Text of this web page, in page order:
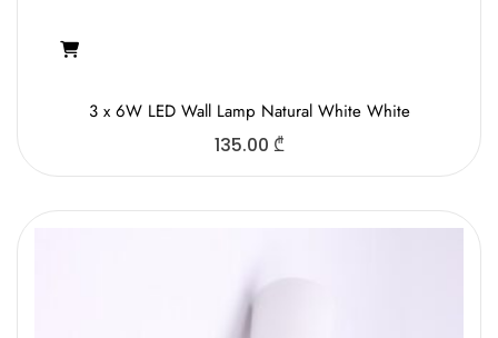
3 x 6W LED Wall Lamp Natural White White
135.00 ₾